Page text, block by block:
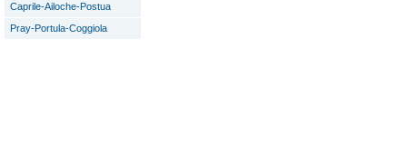
Caprile-Ailoche-Postua
Pray-Portula-Coggiola